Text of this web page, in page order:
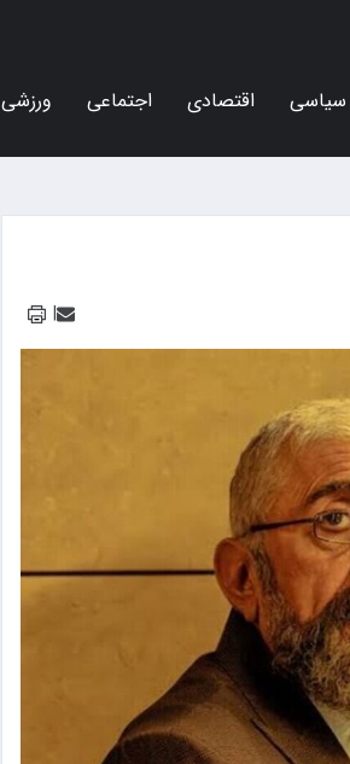
سیاسی اقتصادی اجتماعی ورزشی
|